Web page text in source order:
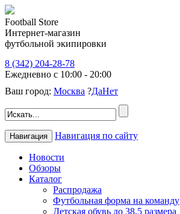
Football Store
Интернет-магазин
футбольной экипировки
8 (342) 204-28-78
Ежедневно с 10:00 - 20:00
Ваш город: Москва ?ДаНет
Навигация Навигация по сайту
Новости
Обзоры
Каталог
Распродажа
Футбольная форма на команду
Детская обувь до 38.5 размера